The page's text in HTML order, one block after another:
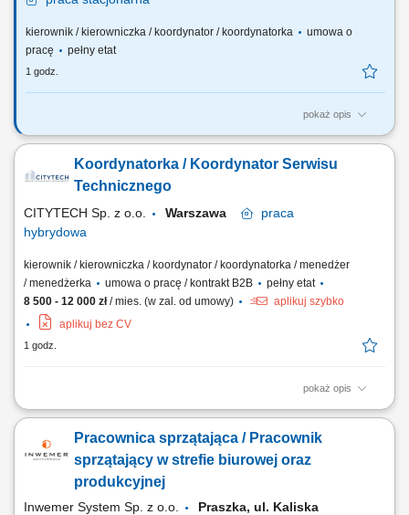
kierownik / kierowniczka / koordynator / koordynatorka
umowa o
pracę
pełny etat
1 godz.
pokaż opis
TWOJA ROLA Czy posiadasz umiejętności przywódcze, aby pracować i
zarządzania i planowania procesów przychodzących i wychodzących w
magazynie? Cóż, być może to właśnie Ciebie szukamy. CZYM
Koordynatorka / Koordynator Serwisu
Technicznego
CITYTECH Sp. z o.o. Warszawa
praca
hybrydowa
kierownik / kierowniczka / koordynator / koordynatorka / menedżer
/ menedżerka
umowa o pracę / kontrakt B2B
pełny etat
8 500 - 12 000 zł/ mies. (w zal. od umowy)
aplikuj szybko
aplikuj bez CV
1 godz.
pokaż opis
Zakres obowiązków: nadzór nad realizacją zgłoszeń technicznych,
jakości i terminowości wykonywanych prac, organizacja przeglądów,
konserwacji i napraw, współpraca z podwykonawcami i dostawcami,
przygotowywanie...
Pracownica sprzątająca / Pracownik
sprzątający w strefie biurowej oraz
produkcyjnej
Inwemer System Sp. z o.o.
Praszka, ul. Kaliska